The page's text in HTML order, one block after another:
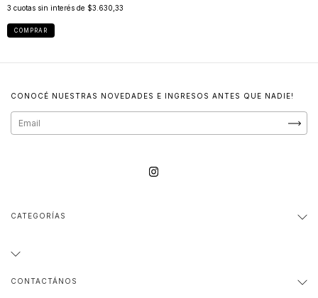
3 cuotas sin interés de $3.630,33
COMPRAR
CONOCÉ NUESTRAS NOVEDADES E INGRESOS ANTES QUE NADIE!
CATEGORÍAS
CONTACTÁNOS